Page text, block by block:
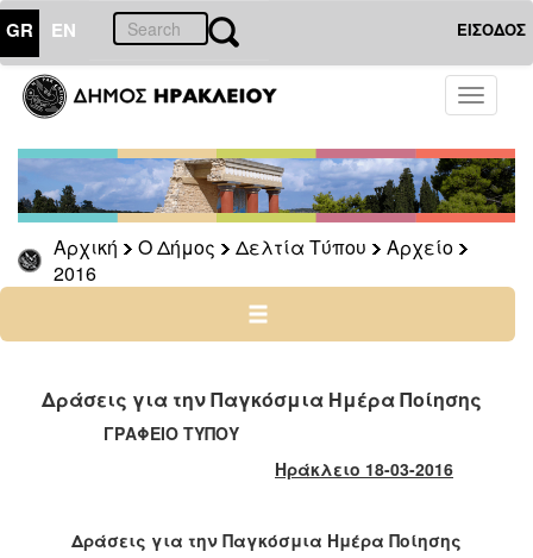
GR EN ΕΙΣΟΔΟΣ
Toggle
Αρχική Ο Δήμος Δελτία Τύπου
Αρχείο
2016
ΔΗΜΟΣ
Δελτία
Τύπου
Αρχείο
2026
2025
2022
2021
2018
Δράσεις για την Παγκόσμια Ημέρα Ποίησης
ΓΡΑΦΕΙΟ ΤΥΠΟΥ
Ηράκλειο 18-03-2016
Δράσεις για την Παγκόσμια Ημέρα Ποίησης